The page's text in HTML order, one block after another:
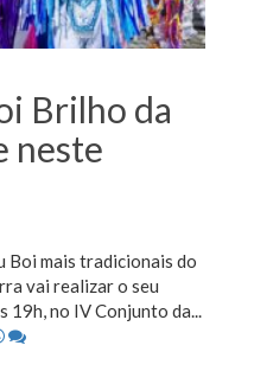
Brilho da
neste
Boi mais tradicionais do
vai realizar o seu
no IV Conjunto da...